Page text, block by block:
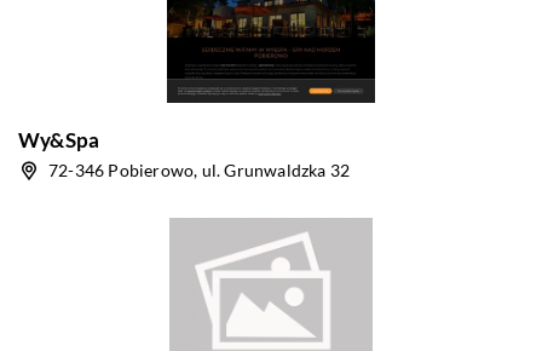
Wy&Spa
72-346 Pobierowo, ul. Grunwaldzka 32